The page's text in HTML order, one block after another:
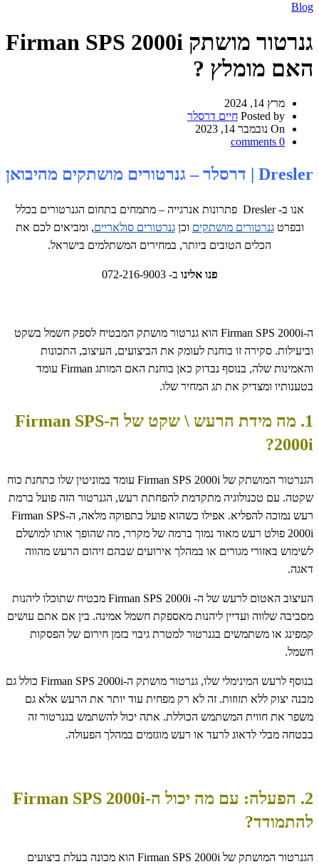
Blog
גנרטור מושתק Firman SPS 2000i
האם מומלץ ?
מרץ 14, 2024
Posted by חיים דרסלר
On נובמבר 14, 2023
0
comments
Dresler | דרסלר – גנרטורים מושתקים מהיבואן
אנו ב- Dresler פתרונות אנרגייה – מתמחים בתחום הגנרטורים בכלל
ובפרטגנרטורים מושתקים וכןגנרטורים סולאריים, ומביאים לכם את
הכלים הטובים ביותר, במחירים המשתלמים בישראל.
פנו אלינו ב- 072-216-9003
ה-Firman SPS 2000i הוא גנרטור מושתק המבטיח לספק חשמל בשקט
וביעילות. סקירה זו בוחנת לעומק את הביצועים, העיצוב, התכונות
והאמינות שלה, בנוסף נבדוק כאן בוחנת האם המותג Firman עומד
בטענותיו ומצדיק את תג המחיר שלו.
1. מה מידת הרעש \ שקט של ה-Firman SPS
2000i?
הגנרטור המושתק של Firman SPS 2000i עומד במוניטין שלו כתחנת כוח
שקטה. עם טכנולוגיה מתקדמת להפחתת רעש, הגנרטור הזה פועל ברמת
רעש נמוכה להפליא. אפילו כשהוא פועל בתפוקה מלאה, ה-Firman SPS
2000i פולט רעש מאוד נמוך ברמה של מקרר, מה שהופך אותו למושלם
לשימוש באזורי מגורים או במהלך אירועים שבהם זיהום הרעש מהווה
דאגה.
העיצוב האטום לרעש של ה- Firman SPS 2000i מבטיח שתוכלו ליהנות
מסביבה שלווה ועדיין ליהנות מאספקת חשמל אמינה. בין אם אתם עושים
קמפינג או משתמשים בגנרטור למטרת גיבוי בזמן חירום של הפסקות
חשמל.
בנוסף לרעש המינימלי שלו, גנרטור מושתק ה-Firman SPS 2000i כולל גם
מבנה יצוק ללא תזוזות. זה לא רק מפחית עוד יותר את הרעש אלא גם
משפר את חווית המשתמש הכוללת. אתה יכול להשתמש בגנרטור זה
בבטחה מבלי לדאוג לרעד או רעש מוגזמים במהלך הפעולה.
2. הפעלה: עם מה יכול ה-Firman SPS 2000i
להתמודד?
הגנרטור המושתק של Firman SPS 2000i הוא מכונה בעלת ביצועים